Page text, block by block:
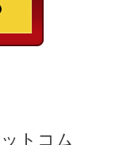
トコム